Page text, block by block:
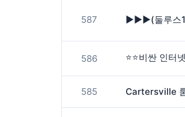
587
586
585 Cartersville